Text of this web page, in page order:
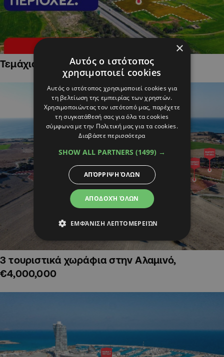
Τεμάχια Γης σε Οικιστικές Περιοχές
3 τουριστικά χωράφια στην Αλαμινό,
€4,000,000
×
Αυτός ο ιστότοπος
χρησιμοποιεί cookies
Αυτός ο ιστότοπος χρησιμοποιεί cookies για
τη βελτίωση της εμπειρίας των χρηστών.
Χρησιμοποιώντας τον ιστότοπό μας, παρέχετε
τη συγκατάθεσή σας για όλα τα cookies
σύμφωνα με την Πολιτική μας για τα cookies.
Διαβάστε περισσότερα
SHOW ALL PARTNERS (1499) →
ΑΠΟΔΟΧΉ ΌΛΩΝ
ΑΠΌΡΡΙΨΗ ΌΛΩΝ
ΕΜΦΆΝΙΣΗ ΛΕΠΤΟΜΕΡΕΙΏΝ